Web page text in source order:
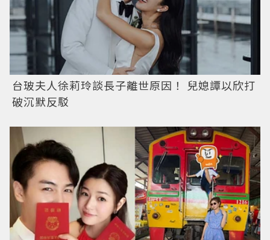
台玻夫人徐莉玲談長子離世原因！ 兒媳譚以欣打
破沉默反駁